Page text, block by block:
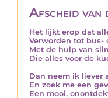
Afscheid van
Het lijkt erop dat
Verworden tot bus-
Met de hulp van
Die alles voor de
Dan neem ik liever
En zoek me een
Een mooi,